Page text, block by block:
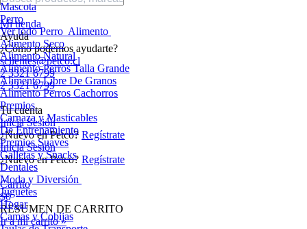
Mi tienda
Ayuda
¿Cómo podemos ayudarte?
sclientes@petco.cl
2 3321 6799
2 3321 6799
Tu cuenta
Inicia Sesión
¿Nuevo en Petco? Regístrate
Inicia Sesión
¿Nuevo en Petco? Regístrate
Carrito
$0
RESUMEN DE CARRITO
Ir a mi carrito »
Mascota
Perro
Ver todo Perro Alimento
Alimento Seco
Alimento Natural
Alimento Perros Talla Grande
Alimento Libre De Granos
Alimento Perros Cachorros
Premios
Carnaza y Masticables
De Entrenamiento
Premios Suaves
Galletas y Snacks
Dentales
Moda y Diversión
Juguetes
Hogar
Camas y Cobijas